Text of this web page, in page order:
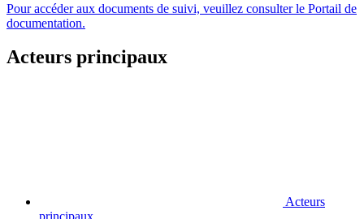
Pour accéder aux documents de suivi, veuillez consulter le Portail de
documentation.
Acteurs principaux
Acteurs